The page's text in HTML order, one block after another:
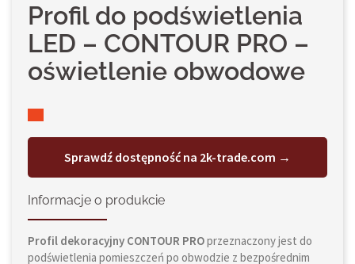
Profil do podświetlenia
LED – CONTOUR PRO –
oświetlenie obwodowe
Sprawdź dostępność na 2k-trade.com →
Informacje o produkcie
Profil dekoracyjny CONTOUR PROprzeznaczony jest do
podświetlenia pomieszczeń po obwodzie z bezpośrednim